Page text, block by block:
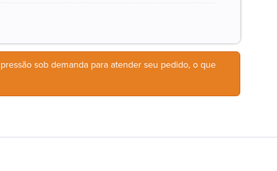
sob demanda para atender seu pedido, o que